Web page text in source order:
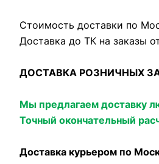
Стоимость доставки по
Доставка до ТК на заказы
ДОСТАВКА РОЗНИЧНЫХ
Мы предлагаем доставку
Точный окончательный
Доставка курьером по